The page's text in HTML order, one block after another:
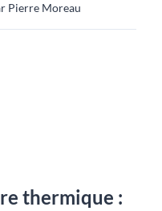
Pierre Moreau
thermique :